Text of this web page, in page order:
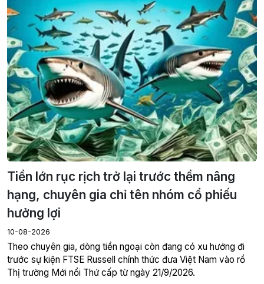
Tiền lớn rục rịch trở lại trước thềm nâng
hạng, chuyên gia chỉ tên nhóm cổ phiếu
hưởng lợi
10-08-2026
Theo chuyên gia, dòng tiền ngoại còn đang có xu hướng đi
trước sự kiện FTSE Russell chính thức đưa Việt Nam vào rổ
Thị trường Mới nổi Thứ cấp từ ngày 21/9/2026.